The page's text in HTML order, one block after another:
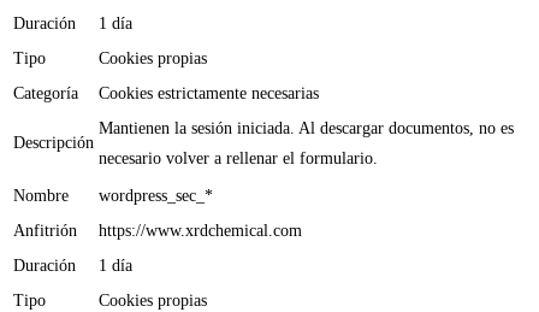
Duración
1 día
Tipo
Cookies propias
Categoría
Cookies estrictamente necesarias
Descripción
Mantienen la sesión iniciada. Al descargar documentos, no es
necesario volver a rellenar el formulario.
Nombre
wordpress_sec_*
Anfitrión
https://www.xrdchemical.com
Duración
1 día
Tipo
Cookies propias